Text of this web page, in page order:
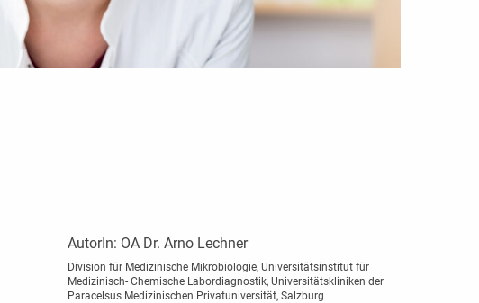
AutorIn: OA Dr. Arno Lechner
Division für Medizinische Mikrobiologie, Universitätsinstitut für
Medizinisch- Chemische Labordiagnostik, Universitätskliniken der
Paracelsus Medizinischen Privatuniversität, Salzburg